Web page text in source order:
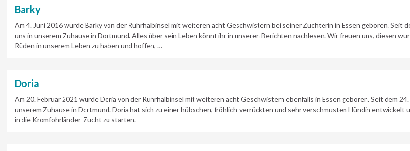
Barky
Am 4. Juni 2016 wurde Barky von der Ruhrhalbinsel mit weiteren acht Geschwistern bei seiner Züchterin in Essen geboren. Seit
uns in unserem Zuhause in Dortmund. Alles über sein Leben könnt ihr in unseren Berichten nachlesen. Wir freuen uns, diesen
Rüden in unserem Leben zu haben und hoffen, …
Doria
Am 20. Februar 2021 wurde Doria von der Ruhrhalbinsel mit weiteren acht Geschwistern ebenfalls in Essen geboren. Seit dem
unserem Zuhause in Dortmund. Doria hat sich zu einer hübschen, fröhlich-verrückten und sehr verschmusten Hündin entwickelt
in die Kromfohrländer-Zucht zu starten.